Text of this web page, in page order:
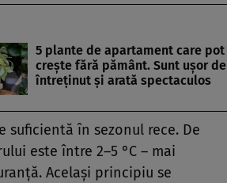
5 plante de apartament care pot
crește fără pământ. Sunt ușor de
întreținut și arată spectaculos
suficientă în sezonul rece. De
este între 2–5 °C – mai
Același principiu se